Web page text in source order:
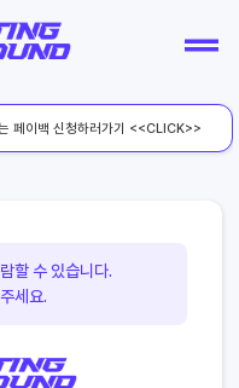
페이백 신청하러가기 <<CLICK>>
할 수 있습니다.
세요.